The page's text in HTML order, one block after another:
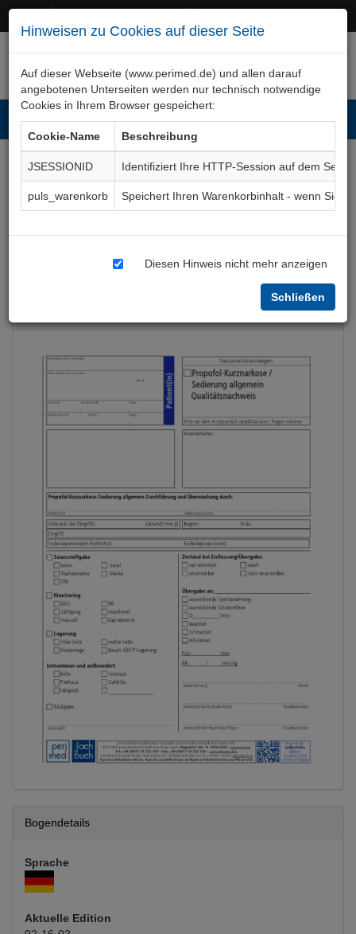
Hinweisen zu Cookies auf dieser Seite
Auf dieser Webseite (www.perimed.de) und allen darauf
angebotenen Unterseiten werden nur technisch notwendige
Cookies in Ihrem Browser gespeichert:
Cookie-Name
Beschreibung
JSESSIONID
Identifiziert Ihre HTTP-Session auf dem Server
puls_warenkorb
Speichert Ihren Warenkorbinhalt - wenn Sie
Diesen Hinweis nicht mehr anzeigen
Schließen
Kurznarkose- /
Sedierungs-Protokoll
Aufklärungsbogen
Bogendetails
Sprache
Aktuelle Edition